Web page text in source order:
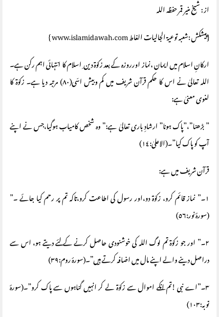
از : شیخ منیر قمر حفظہ اللہ
{پیشکش :شعبہ توعیۃ الجالیات الغاطwww.islamidawah.com
}
ارکانِ اسلام میں ایمان ،نماز اورروزہ کے بعد زکوٰة دین ِ اسلام کا انتہائی اہم رکن ہے۔
اللہ تعالیٰ نے اس کا حکم قرآن شریف میں کم وبیش اسّی(٨٠) مرتبہ دیا ہے۔ زکوٰة کا
لغوی معنیٰ ہے:
” بڑھنا”،”پاک ہونا” ارشادِ باری تعالیٰ ہے:” وہ شخص کامیاب ہوگیا،جس نے اپنے
آپ کو پاک کیا”۔(الاعلیٰ:١٤)
قرآن شریف میں ہے:
١۔” نماز قائم کرو، زکوٰة دو،اور رسول کی اطاعت کرو،تاکہ تم پر رحم کیا جائے ۔”
(سورۂ نور:٥٦)
٢۔” اور جو زکوٰة تم لوگ اللہ کی خوشنودی حاصل کرنے کے لئے دیتے ہو، اس سے
دراصل دینے والے اپنے مال میں اضافہ کرتے ہیں”۔(سورۂ روم:٣٩)
٣۔”اے نبی !تم انکے اموال سے زکوٰة لے کر انہیں گناہوں سے پاک کرو”۔(سورۂ
توبہ:١٠٣)